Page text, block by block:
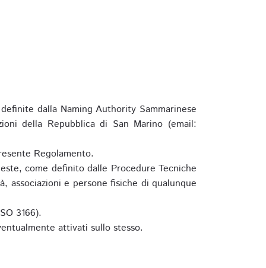
dalla Naming Authority Sammarinese
della Repubblica di San Marino (email:
Regolamento.
come definito dalle Procedure Tecniche
associazioni e persone fisiche di qualunque
3166).
attivati sullo stesso.